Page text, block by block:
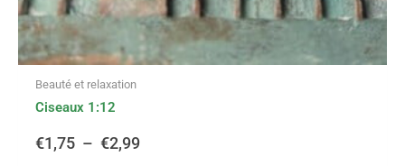
Beauté et relaxation
Ciseaux 1:12
€1,75 – €2,99